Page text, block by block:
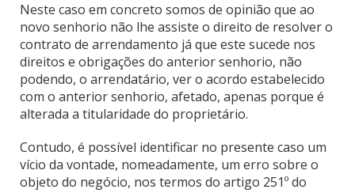
Neste caso em concreto somos de opinião que ao
novo senhorio não lhe assiste o direito de resolver o
contrato de arrendamento já que este sucede nos
direitos e obrigações do anterior senhorio, não
podendo, o arrendatário, ver o acordo estabelecido
com o anterior senhorio, afetado, apenas porque é
alterada a titularidade do proprietário.
Contudo, é possível identificar no presente caso um
vício da vontade, nomeadamente, um erro sobre o
objeto do negócio, nos termos do artigo 251º do